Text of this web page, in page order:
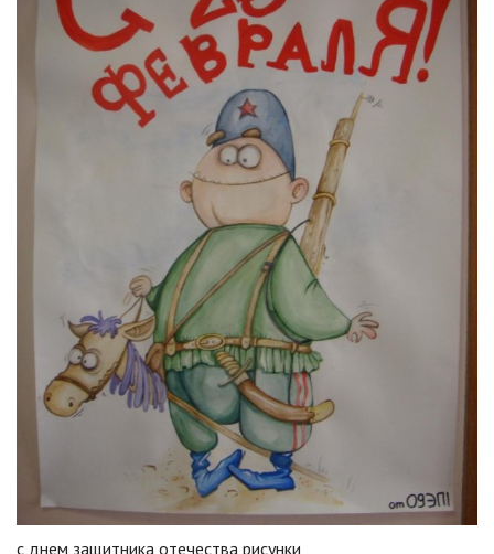
с днем защитника отечества рисунки